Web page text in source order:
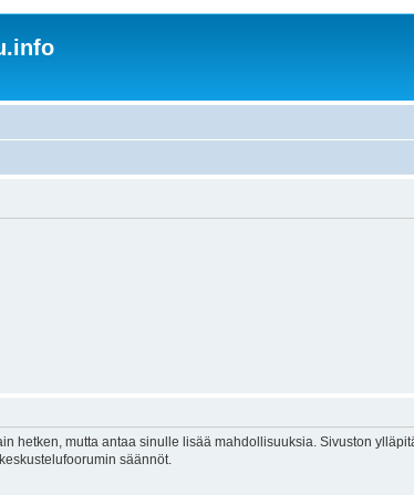
hetken, mutta antaa sinulle lisää mahdollisuuksia. Sivuston
säännöt.